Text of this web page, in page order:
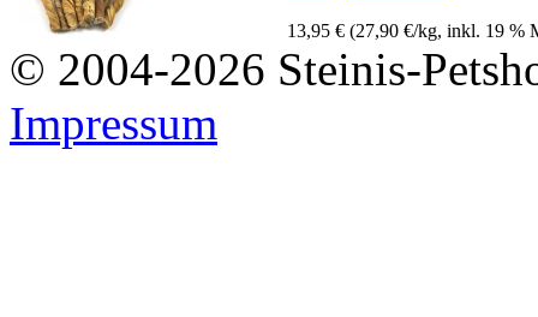
13,95 € (27,90 €/kg, inkl. 19 %
© 2004-2026 Steinis-
Impressum